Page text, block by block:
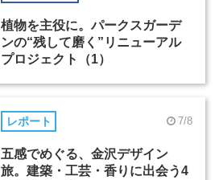
植物を主役に。パークスガーデ
ンの“残して磨く”リニューアル
プロジェクト（1）
レポート 7/8
五感でめぐる、金沢デザイン
旅。建築・工芸・香りに出会う4